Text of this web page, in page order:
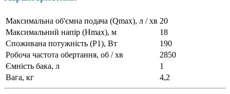
Максимальна об'ємна подача (Qmax), л / хв 20
Максимальний напір (Нmax), м
18
Споживана потужність (Р1), Вт
190
Робоча частота обертання, об / хв
2850
Ємність бака, л
1
Вага, кг
4,2